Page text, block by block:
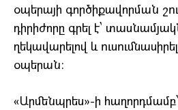
օպերայի գործիքավորման
դիրիժորը գրել է՝
ղեկավարելով և
օպերան:
«Արմենպրես»-ի